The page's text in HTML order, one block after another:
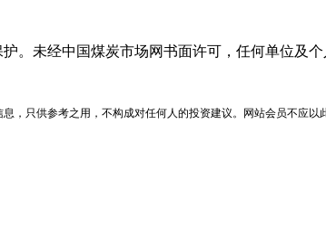
。未经中国煤炭市场网书面许可，任何单位及
只供参考之用，不构成对任何人的投资建议。网站会员不应